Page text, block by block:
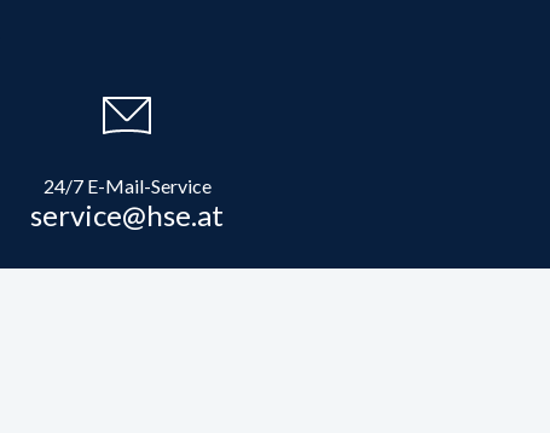
24/7 E-Mail-Service
service@hse.at